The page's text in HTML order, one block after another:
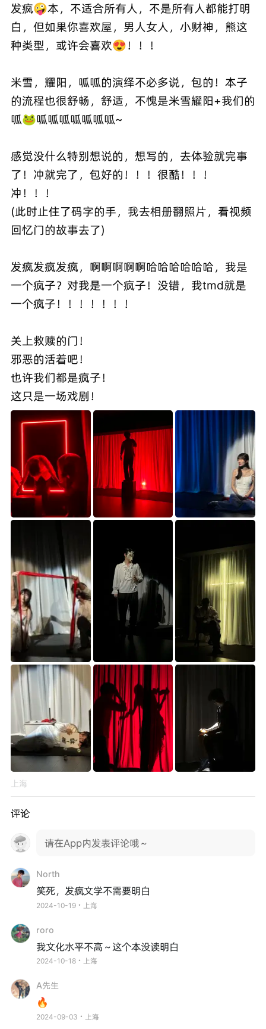
发疯🤪本，不适合所有人，不是所有人都能打明
白，但如果你喜欢屋，男人女人，小财神，熊这
种类型，或许会喜欢😍！！！
米雪，耀阳，呱呱的演绎不必多说，包的！本子
的流程也很舒畅，舒适，不愧是米雪耀阳+我们的
呱🐸呱呱呱呱呱呱呱~
感觉没什么特别想说的，想写的，去体验就完事
了！冲就完了，包好的！！！很酷！！！
冲！！！
(此时止住了码字的手，我去相册翻照片，看视频
回忆门的故事去了)
发疯发疯发疯，啊啊啊啊啊哈哈哈哈哈哈，我是
一个疯子？对我是一个疯子！没错，我tmd就是
一个疯子！！！！！！！
关上救赎的门！
邪恶的活着吧！
也许我们都是疯子！
上海
评论
请在App内发表评论哦～
North
笑死，发疯文学不需要明白
2024-10-19・上海
roro
我文化水平不高～这个本没读明白
2024-10-18・上海
A先生
🔥
2024-09-03・上海